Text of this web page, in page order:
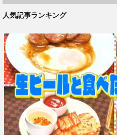
人気記事ランキング